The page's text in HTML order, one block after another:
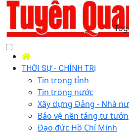
THỜI SỰ - CHÍNH TRỊ
Tin trong tỉnh
Tin trong nước
Xây dựng Đảng - Nhà
Bảo vệ nền tảng tư
Đạo đức Hồ Chí Minh